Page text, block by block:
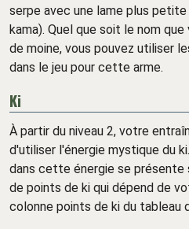
serpe avec une lame plus
kama). Quel que soit le nom
de moine, vous pouvez utiliser
dans le jeu pour cette arme.
Ki
À partir du niveau 2, votre
d'utiliser l'énergie mystique du
dans cette énergie se présente
de points de ki qui dépend de
colonne points de ki du tableau